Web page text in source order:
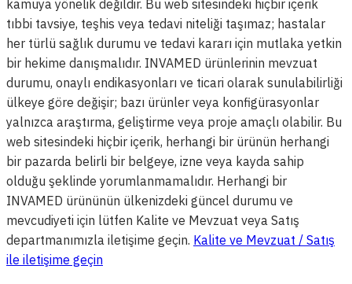
kamuya yönelik değildir. Bu web sitesindeki hiçbir içerik
tıbbi tavsiye, teşhis veya tedavi niteliği taşımaz; hastalar
her türlü sağlık durumu ve tedavi kararı için mutlaka yetkin
bir hekime danışmalıdır. INVAMED ürünlerinin mevzuat
durumu, onaylı endikasyonları ve ticari olarak sunulabilirliği
ülkeye göre değişir; bazı ürünler veya konfigürasyonlar
yalnızca araştırma, geliştirme veya proje amaçlı olabilir. Bu
web sitesindeki hiçbir içerik, herhangi bir ürünün herhangi
bir pazarda belirli bir belgeye, izne veya kayda sahip
olduğu şeklinde yorumlanmamalıdır. Herhangi bir
INVAMED ürününün ülkenizdeki güncel durumu ve
mevcudiyeti için lütfen Kalite ve Mevzuat veya Satış
departmanımızla iletişime geçin. Kalite ve Mevzuat / Satış
ile iletişime geçin